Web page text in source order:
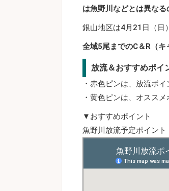
は魚野川などとは異なる
銀山地区は4月21日（日
全域5尾までのC＆R（キ
放流＆おすすめポイ
・赤色ピンは、放流ポイ
・黄色ピンは、オススメ
▼おすすめポイント
魚野川放流予定ポイント